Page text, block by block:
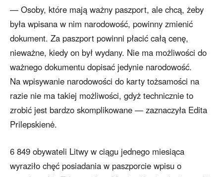
— Osoby, które mają ważny paszport, ale chcą, żeby
była wpisana w nim narodowość, powinny zmienić
dokument. Za paszport powinni płacić całą cenę,
nieważne, kiedy on był wydany. Nie ma możliwości do
ważnego dokumentu dopisać jedynie narodowość.
Na wpisywanie narodowości do karty tożsamości na
razie nie ma takiej możliwości, gdyż technicznie to
zrobić jest bardzo skomplikowane — zaznaczyła Edita
Prilepskienė.
6 849 obywateli Litwy w ciągu jednego miesiąca
wyraziło chęć posiadania w paszporcie wpisu o